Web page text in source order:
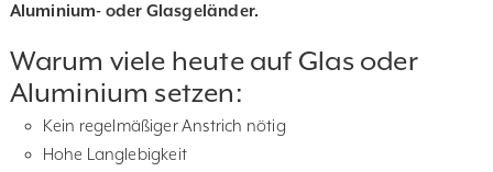
Aluminium- oder Glasgeländer.
Warum viele heute auf Glas oder
Aluminium setzen:
Kein regelmäßiger Anstrich nötig
Hohe Langlebigkeit